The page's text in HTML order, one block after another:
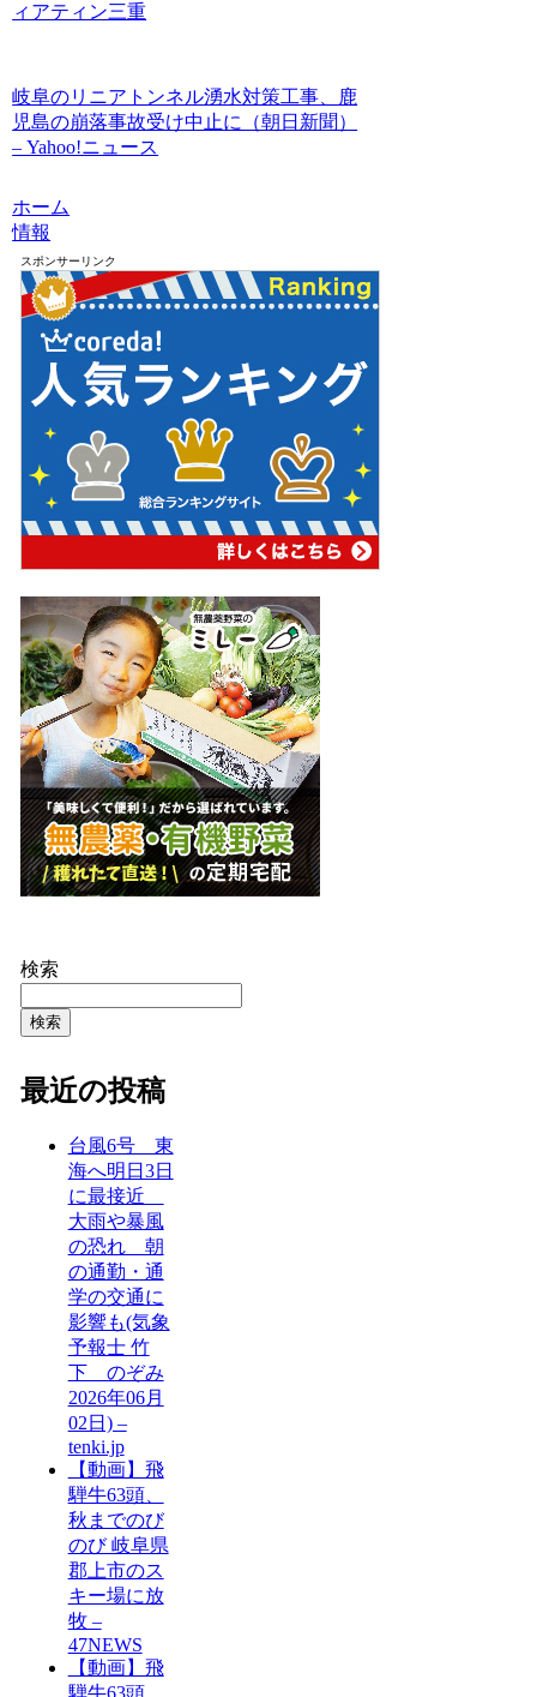
ィアティン三重
岐阜のリニアトンネル湧水対策工事、鹿
児島の崩落事故受け中止に（朝日新聞）
– Yahoo!ニュース
ホーム
情報
スポンサーリンク
検索
検索
最近の投稿
台風6号 東
海へ明日3日
に最接近
大雨や暴風
の恐れ 朝
の通勤・通
学の交通に
影響も(気象
予報士 竹
下 のぞみ
2026年06月
02日) –
tenki.jp
【動画】飛
騨牛63頭、
秋までのび
のび 岐阜県
郡上市のス
キー場に放
牧 –
47NEWS
【動画】飛
騨牛63頭、